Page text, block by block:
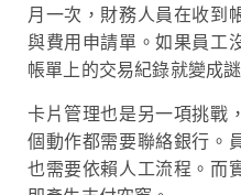
月一次，財務人員在收到
與費用申請單。如果員工
帳單上的交易紀錄就變成
卡片管理也是另一項挑戰
個動作都需要聯絡銀行。
也需要依賴人工流程。而